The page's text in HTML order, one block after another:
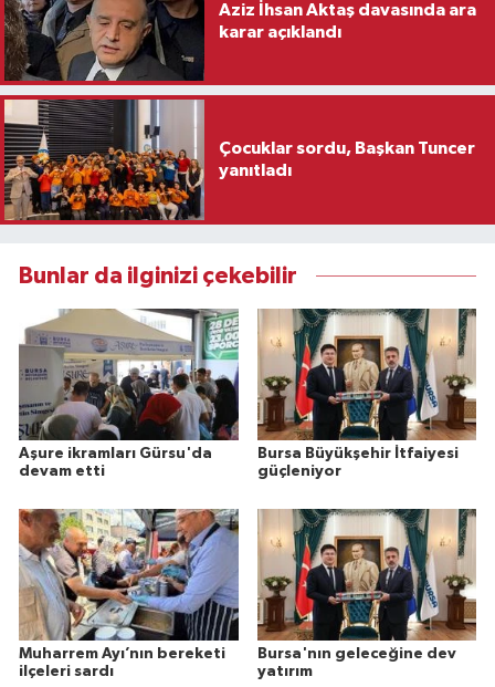
Aziz İhsan Aktaş davasında ara
karar açıklandı
Çocuklar sordu, Başkan Tuncer
yanıtladı
Bunlar da ilginizi çekebilir
Aşure ikramları Gürsu'da
devam etti
Bursa Büyükşehir İtfaiyesi
güçleniyor
Muharrem Ayı’nın bereketi
ilçeleri sardı
Bursa'nın geleceğine dev
yatırım